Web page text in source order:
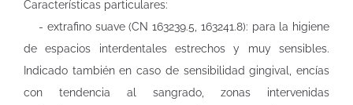
Características particulares:
- extrafino suave (CN 163239.5, 163241.8): para la higiene
de espacios interdentales estrechos y muy sensibles.
Indicado también en caso de sensibilidad gingival, encías
con tendencia al sangrado, zonas intervenidas